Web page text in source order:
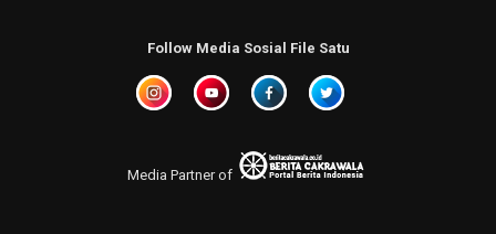
Follow Media Sosial File Satu
Media Partner of